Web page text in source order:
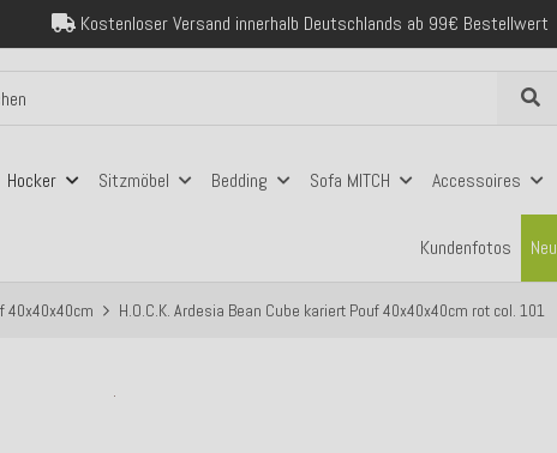
Kostenloser Versand innerhalb Deutschlands ab 99€ Bestellwert
Über 120.000 erfolgreich versendete Bestellungen
Kostenloser Versand innerhalb Deutschlands ab 99€ Bestellwert
Hocker Sitzmöbel Bedding Sofa MITCH Accessoires
Kundenfotos Neu
40x40x40cm H.O.C.K. Ardesia Bean Cube kariert Pouf 40x40x40cm rot col. 101